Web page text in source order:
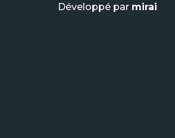
Développé par mirai